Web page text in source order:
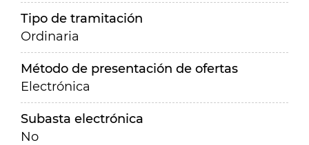
Tipo de tramitación
Ordinaria
Método de presentación de ofertas
Electrónica
Subasta electrónica
No